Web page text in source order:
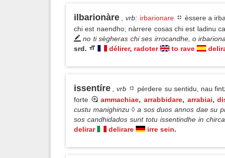
ilbarionàre , vrb: irbarionare
èssere a
chi est naendho; nàrrere cosas chi est ladinu
no ti sègheras chi ses irrocandhe, o
srd.
délirer, radoter to rave
issentíre , vrb
pèrdere su sentidu, nau
forte
ammachiae,arrabbidare, arrabiai,
custu manighinzu ◊ a sos duos annos dae su
sos candhidados sunt totu issentindhe in
delirar
delirare irre sein.